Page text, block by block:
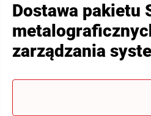
Dostawa pakietu
zarządzania